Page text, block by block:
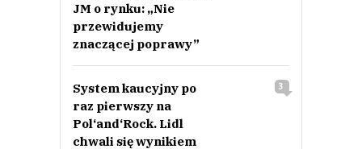
JM o rynku: „Nie
przewidujemy
znaczącej poprawy”
System kaucyjny po
raz pierwszy na
Pol‘and‘Rock. Lidl
chwali się wynikiem
3